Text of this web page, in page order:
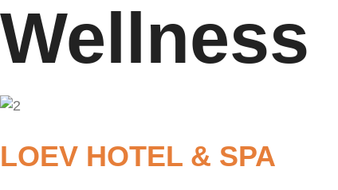
Wellness
LOEV HOTEL & SPA